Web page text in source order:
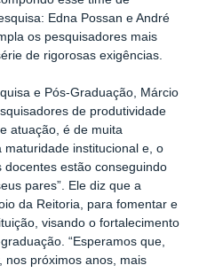
Edna Possan e André
os pesquisadores mais
de rigorosas exigências.
e Pós-Graduação, Márcio
de produtividade
atuação, é de muita
institucional e, o
estão conseguindo
pares”. Ele diz que a
da Reitoria, para fomentar e
visando o fortalecimento
“Esperamos que,
nos próximos anos, mais